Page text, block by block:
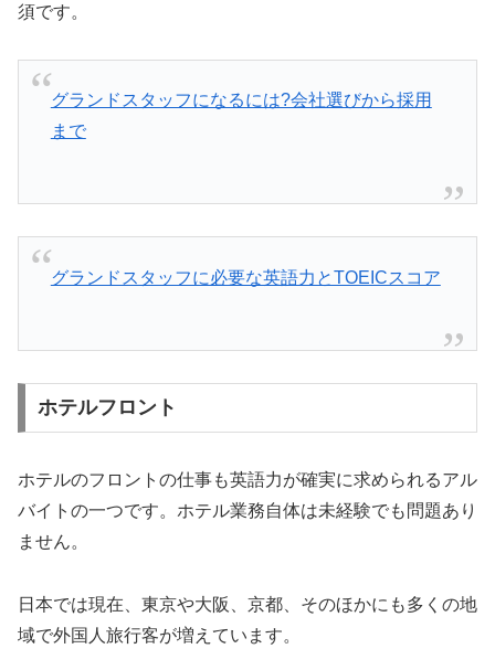
須です。
グランドスタッフになるには?会社選びから採用
まで
グランドスタッフに必要な英語力とTOEICスコア
ホテルフロント
ホテルのフロントの仕事も英語力が確実に求められるアル
バイトの一つです。ホテル業務自体は未経験でも問題あり
ません。
日本では現在、東京や大阪、京都、そのほかにも多くの地
域で外国人旅行客が増えています。